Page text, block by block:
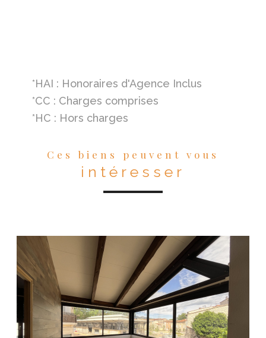
*HAI : Honoraires d'Agence Inclus
*CC : Charges comprises
*HC : Hors charges
Ces biens peuvent vous
intéresser
VOIR LE BIEN